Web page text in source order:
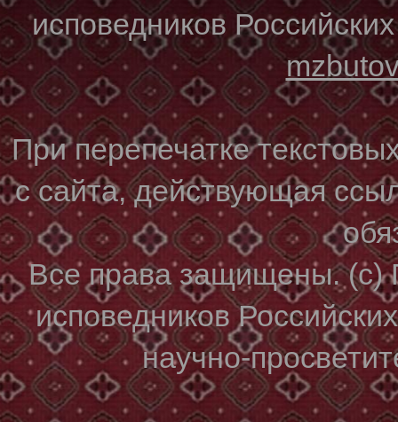
исповедников
При перепечатке
с сайта, действующая
Все права защищены. (с)
исповедников
научно-